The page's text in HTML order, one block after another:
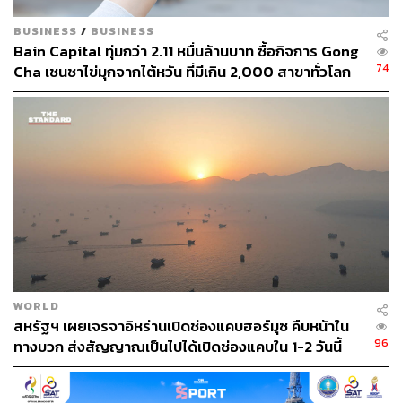
1.2K
Junior Content Creator ประจำกอง
บรรณาธิการข่าว THE STANDARD
WEALTH
BUSINESS / BUSINESS
Bain Capital ทุ่มกว่า 2.11 หมื่นล้านบาท ซื้อกิจการ Gong
Cha เชนชาไข่มุกจากไต้หวัน ที่มีเกิน 2,000 สาขาทั่วโลก
74
WORLD
สหรัฐฯ เผยเจรจาอิหร่านเปิดช่องแคบฮอร์มุซ คืบหน้าใน
ทางบวก ส่งสัญญาณเป็นไปได้เปิดช่องแคบใน 1-2 วันนี้
96